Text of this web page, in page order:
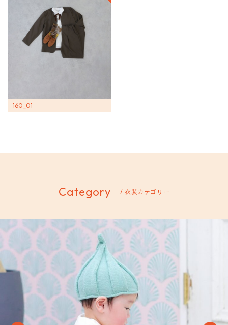
160_01
Category / 衣装カテゴリー